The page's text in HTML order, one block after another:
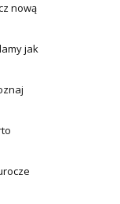
nową
jak